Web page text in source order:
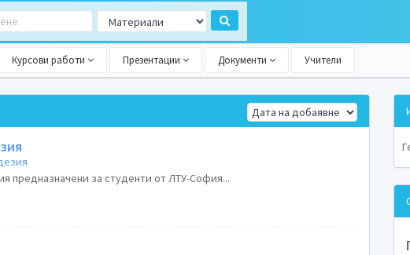
Курсови работи Презентации Документи Учители
предназначени за студенти от ЛТУ-София...